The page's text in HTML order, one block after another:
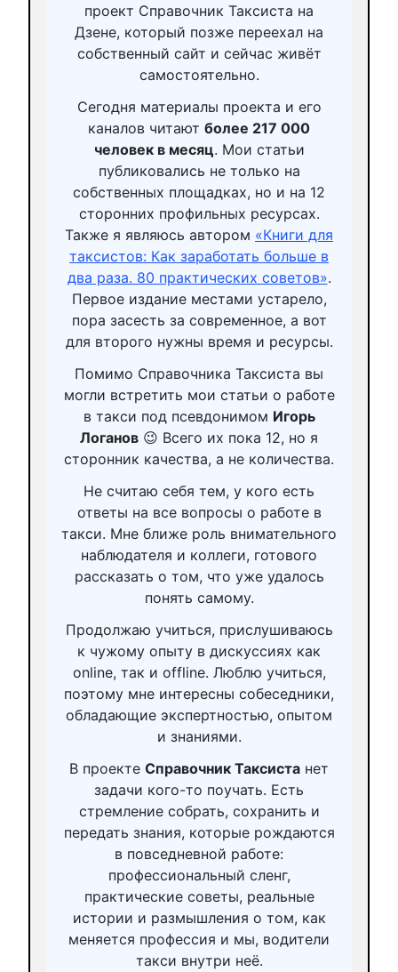
проект Справочник Таксиста на
Дзене, который позже переехал на
собственный сайт и сейчас живёт
самостоятельно.
Сегодня материалы проекта и его
каналов читают более 217 000
человек в месяц. Мои статьи
публиковались не только на
собственных площадках, но и на 12
сторонних профильных ресурсах.
Также я являюсь автором «Книги для
таксистов: Как заработать больше в
два раза. 80 практических советов».
Первое издание местами устарело,
пора засесть за современное, а вот
для второго нужны время и ресурсы.
Помимо Справочника Таксиста вы
могли встретить мои статьи о работе
в такси под псевдонимом Игорь
Логанов 😉 Всего их пока 12, но я
сторонник качества, а не количества.
Не считаю себя тем, у кого есть
ответы на все вопросы о работе в
такси. Мне ближе роль внимательного
наблюдателя и коллеги, готового
рассказать о том, что уже удалось
понять самому.
Продолжаю учиться, прислушиваюсь
к чужому опыту в дискуссиях как
online, так и offline. Люблю учиться,
поэтому мне интересны собеседники,
обладающие экспертностью, опытом
и знаниями.
В проекте Справочник Таксиста нет
задачи кого-то поучать. Есть
стремление собрать, сохранить и
передать знания, которые рождаются
в повседневной работе:
профессиональный сленг,
практические советы, реальные
истории и размышления о том, как
меняется профессия и мы, водители
такси внутри неё.